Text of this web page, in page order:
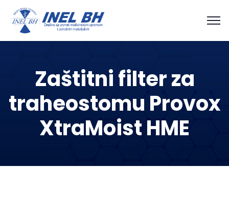
Zaštitni filter za
traheostomu Provox
XtraMoist HME